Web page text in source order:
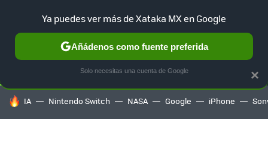
SELECCIÓN GAMING HOME AUTO TERRITORIO
HOY SE HABLA DE
IA Nintendo Switch NASA Google iPhone
×
Ya puedes ver más de Xataka MX en Google
Añádenos como fuente preferida
Solo necesitas una cuenta de Google